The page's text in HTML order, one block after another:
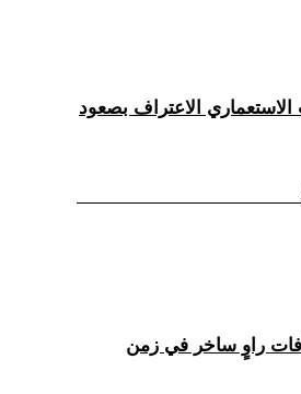
الاستعماري الاعتراف بصعود
راوٍ ساخر في زمن